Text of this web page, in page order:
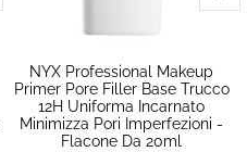
NYX Professional Makeup
Primer Pore Filler Base Trucco
12H Uniforma Incarnato
Minimizza Pori Imperfezioni -
Flacone Da 20ml